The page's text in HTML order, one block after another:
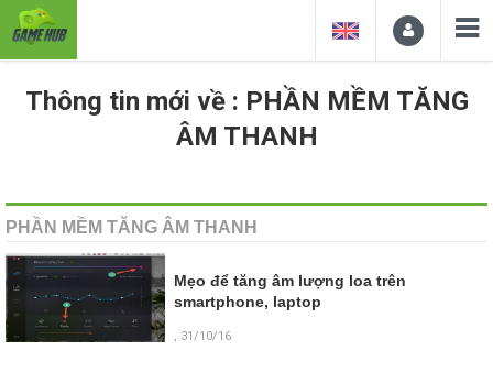
Thông tin mới về : PHẦN MỀM TĂNG
ÂM THANH
PHẦN MỀM TĂNG ÂM THANH
Mẹo để tăng âm lượng loa trên
smartphone, laptop
, 31/10/16